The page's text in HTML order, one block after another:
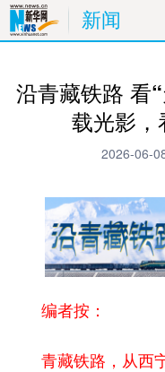
新闻
沿青藏铁路 看
载光影，
2026-06-
编者按：
青藏铁路，从西宁